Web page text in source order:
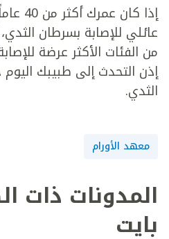
إذا
عائلي للإصابة بسرطان
من الفئات الأكثر عرضة
إذن التحدث إلى طبيبك
الثدي.
معهد الأورام
المدونات ذات
بايت